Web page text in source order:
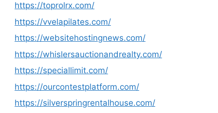
https://toprolrx.com/
https://vvelapilates.com/
https://websitehostingnews.com/
https://whislersauctionandrealty.com/
https://speciallimit.com/
https://ourcontestplatform.com/
https://silverspringrentalhouse.com/